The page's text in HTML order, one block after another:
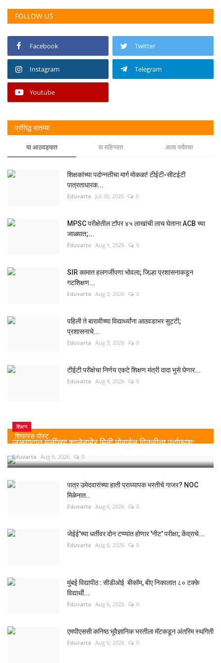
FOLLOW US
Facebook Twitter
Instagram Telegram
Youtube
प्रसिद्ध बातम्या
या आठवड्यात या महिन्यात आता पर्यंतचा
शिक्षकांच्या पदोन्नतीचा मार्ग मोकळा! टीईटी-सीटईटी
पात्रताधारक...
Eduvarta Jul 30, 2026 0
MPSC परीक्षेतील टॉपर ४५ लाखांची लाच घेताना ACB च्या
जाळ्यात;...
Eduvarta Aug 1, 2026 0
SIR कामात हलगर्जीपणा भोवला; जिल्हा प्रशासनाकडून
गटशिक्षण...
Eduvarta Aug 3, 2026 0
पहिली ते बारावीच्या विद्यार्थ्यांना आठवडाभर सुट्टी;
प्रशासनाचे...
Eduvarta Aug 3, 2026 0
टीईटी परीक्षेचा निर्णय एकटे शिक्षण मंत्री दादा भुसे घेणार...
Eduvarta Aug 4, 2026 0
शिफारस पोस्ट
शिक्षण
जळगावात मुलींच्या शाळेबाहेर मिनी मोबाईल विक्रीचा पर्दाफाश;...
Eduvarta Aug 6, 2026 0
पात्र उमेदवारांच्या हाती प्राध्यापक भरतीचे गाजर? NOC
मिळेनात..
Eduvarta Aug 6, 2026 0
जेईई'च्या धर्तीवर दोन टप्प्यांत होणार 'नीट' परीक्षा; केंद्राचे...
Eduvarta Aug 6, 2026 0
मुंबई विद्यापीठ : सीडीओई बीकॉम, बीए निकालात ८० टक्के
विद्यार्थी...
Eduvarta Aug 6, 2026 0
एमपीएससी कनिष्ठ भूवैज्ञानिक भरतीला मॅटकडून अंतरिम स्थगिती
Eduvarta Aug 6, 2026 0